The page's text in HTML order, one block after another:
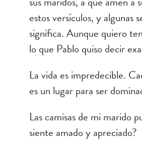
estos versículos, y algunas
significa. Aunque quiero
lo que Pablo quiso decir
La vida es impredecible.
es un lugar para ser
Las camisas de mi marido
siente amado y apreciado?